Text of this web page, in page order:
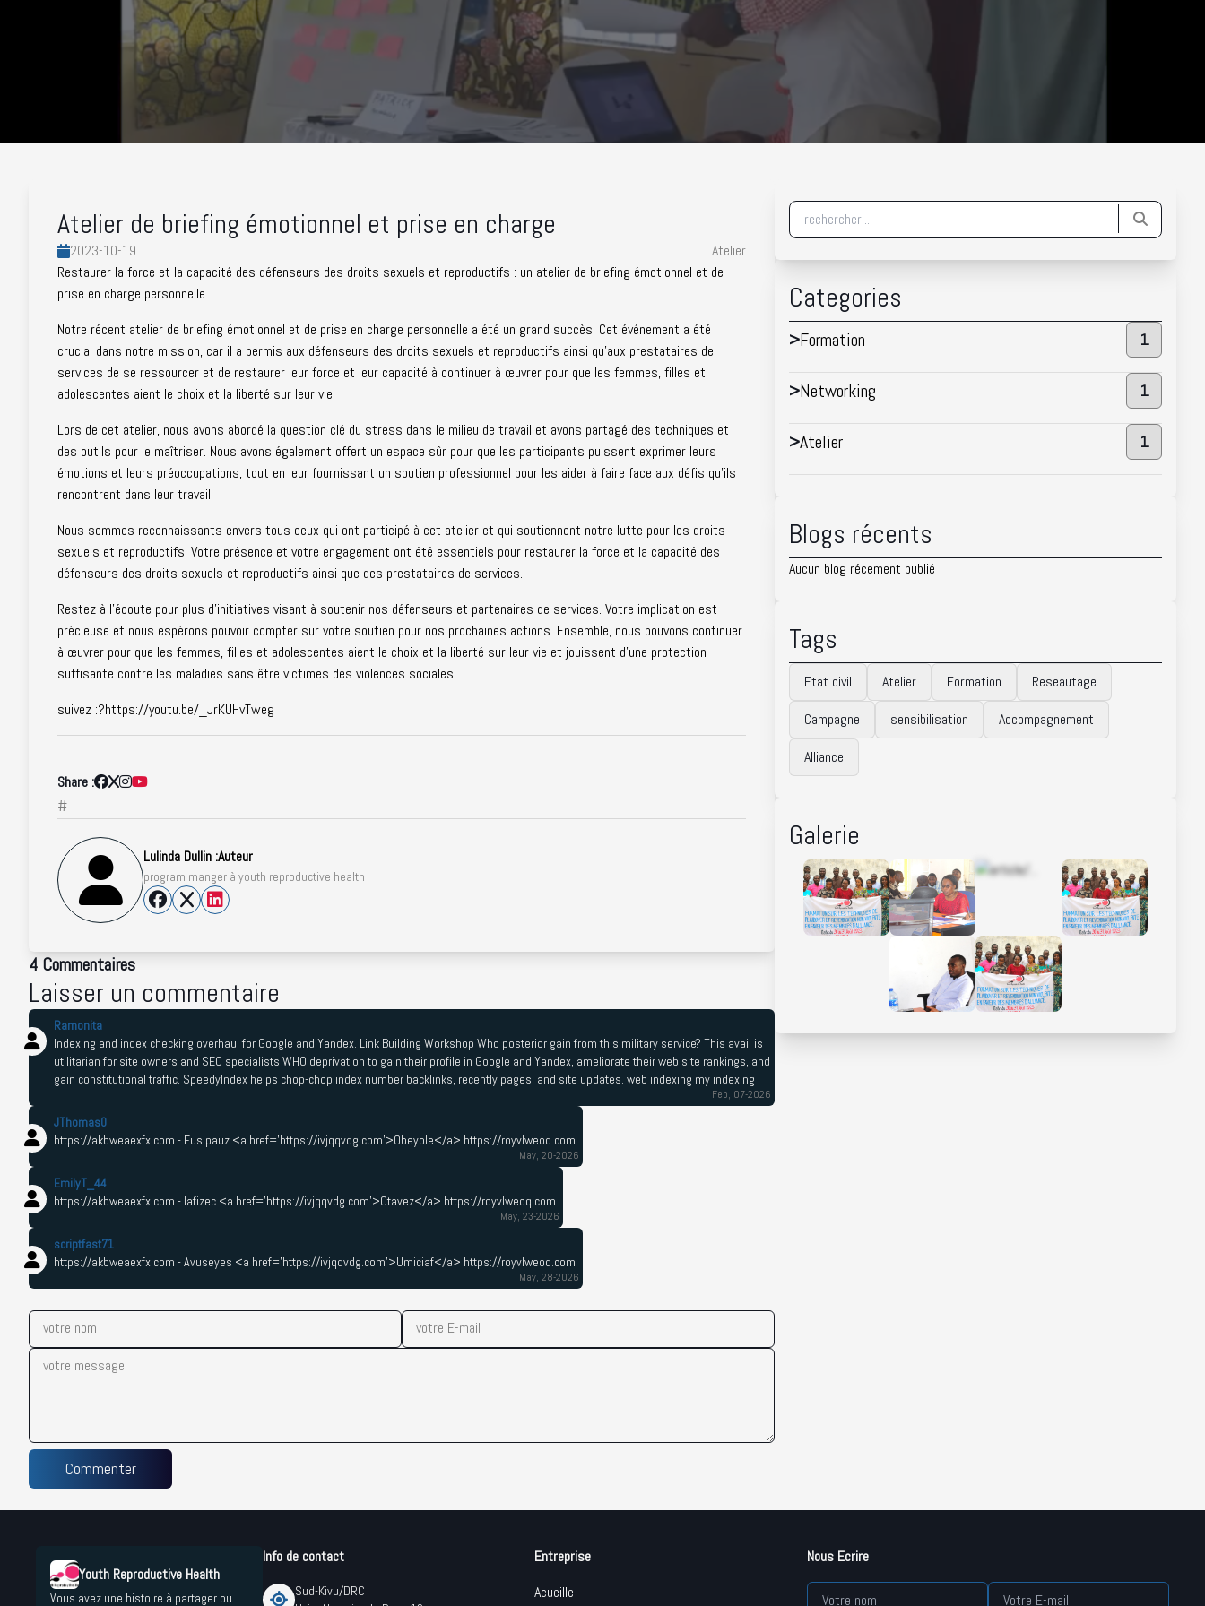
Atelier de briefing émotionnel et prise en charge
2023-10-19
Atelier
Restaurer la force et la capacité des défenseurs des droits sexuels et reproductifs : un atelier de briefing émotionnel et de
prise en charge personnelle
Notre récent atelier de briefing émotionnel et de prise en charge personnelle a été un grand succès. Cet événement a été
crucial dans notre mission, car il a permis aux défenseurs des droits sexuels et reproductifs ainsi qu'aux prestataires de
services de se ressourcer et de restaurer leur force et leur capacité à continuer à œuvrer pour que les femmes, filles et
adolescentes aient le choix et la liberté sur leur vie.
Lors de cet atelier, nous avons abordé la question clé du stress dans le milieu de travail et avons partagé des techniques et
des outils pour le maîtriser. Nous avons également offert un espace sûr pour que les participants puissent exprimer leurs
émotions et leurs préoccupations, tout en leur fournissant un soutien professionnel pour les aider à faire face aux défis qu'ils
rencontrent dans leur travail.
Nous sommes reconnaissants envers tous ceux qui ont participé à cet atelier et qui soutiennent notre lutte pour les droits
sexuels et reproductifs. Votre présence et votre engagement ont été essentiels pour restaurer la force et la capacité des
défenseurs des droits sexuels et reproductifs ainsi que des prestataires de services.
Restez à l'écoute pour plus d'initiatives visant à soutenir nos défenseurs et partenaires de services. Votre implication est
précieuse et nous espérons pouvoir compter sur votre soutien pour nos prochaines actions. Ensemble, nous pouvons continuer
à œuvrer pour que les femmes, filles et adolescentes aient le choix et la liberté sur leur vie et jouissent d'une protection
suffisante contre les maladies sans être victimes des violences sociales
suivez :?https://youtu.be/_JrKUHvTweg
Share :
#
Lulinda Dullin :Auteur
program manger à youth reproductive health
4 Commentaires
Laisser un commentaire
Ramonita
Indexing and index checking overhaul for Google and Yandex. Link Building Workshop Who posterior gain from this military service? This avail is
utilitarian for site owners and SEO specialists WHO deprivation to gain their profile in Google and Yandex, ameliorate their web site rankings, and
gain constitutional traffic. SpeedyIndex helps chop-chop index number backlinks, recently pages, and site updates. web indexing my indexing
Feb, 07-2026
JThomas0
https://akbweaexfx.com - Eusipauz <a href='https://ivjqqvdg.com'>Obeyole</a> https://royvlweoq.com
May, 20-2026
EmilyT_44
https://akbweaexfx.com - Iafizec <a href='https://ivjqqvdg.com'>Otavez</a> https://royvlweoq.com
May, 23-2026
scriptfast71
https://akbweaexfx.com - Avuseyes <a href='https://ivjqqvdg.com'>Umiciaf</a> https://royvlweoq.com
May, 28-2026
votre nom
votre E-mail
votre message
Commenter
Categories
>Formation 1
>Networking 1
>Atelier 1
Blogs récents
Aucun blog récement publié
Tags
Etat civil Atelier Formation
Reseautage
Campagne
sensibilisation
Accompagnement
Alliance
Galerie
Youth Reproductive Health
Vous avez une histoire à partager ou
Info de contact
Sud-Kivu/DRC
Entreprise
Acueille
Nous Ecrire